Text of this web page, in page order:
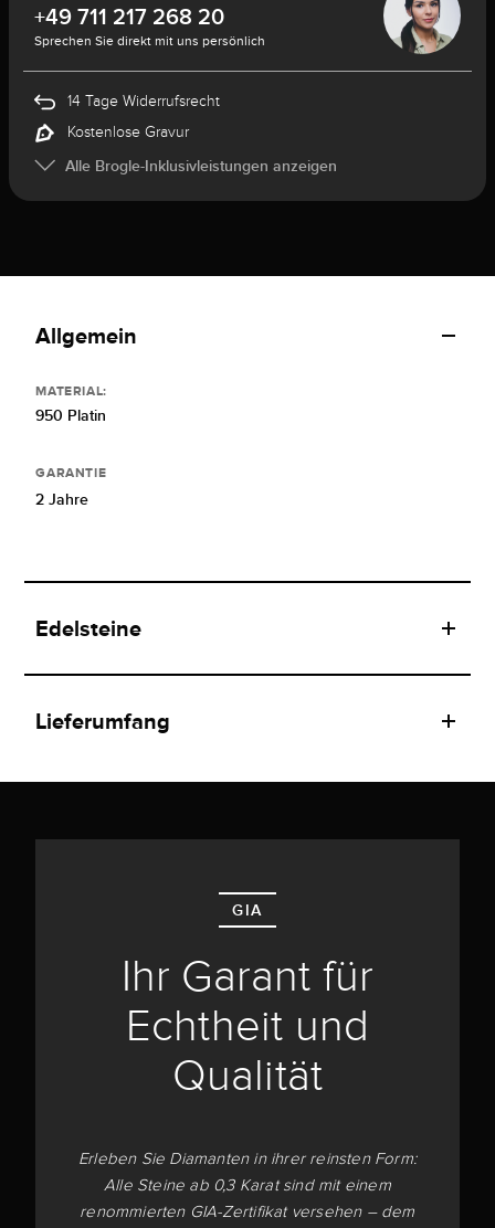
+49 711 217 268 20
Sprechen Sie direkt mit uns persönlich
14 Tage Widerrufsrecht
Kostenlose Gravur
Alle Brogle-Inklusivleistungen anzeigen
Allgemein
MATERIAL:
950 Platin
GARANTIE
2 Jahre
Edelsteine
Lieferumfang
GIA
Ihr Garant für
Echtheit und
Qualität
Erleben Sie Diamanten in ihrer reinsten Form:
Alle Steine ab 0,3 Karat sind mit einem
renommierten GIA-Zertifikat versehen – dem